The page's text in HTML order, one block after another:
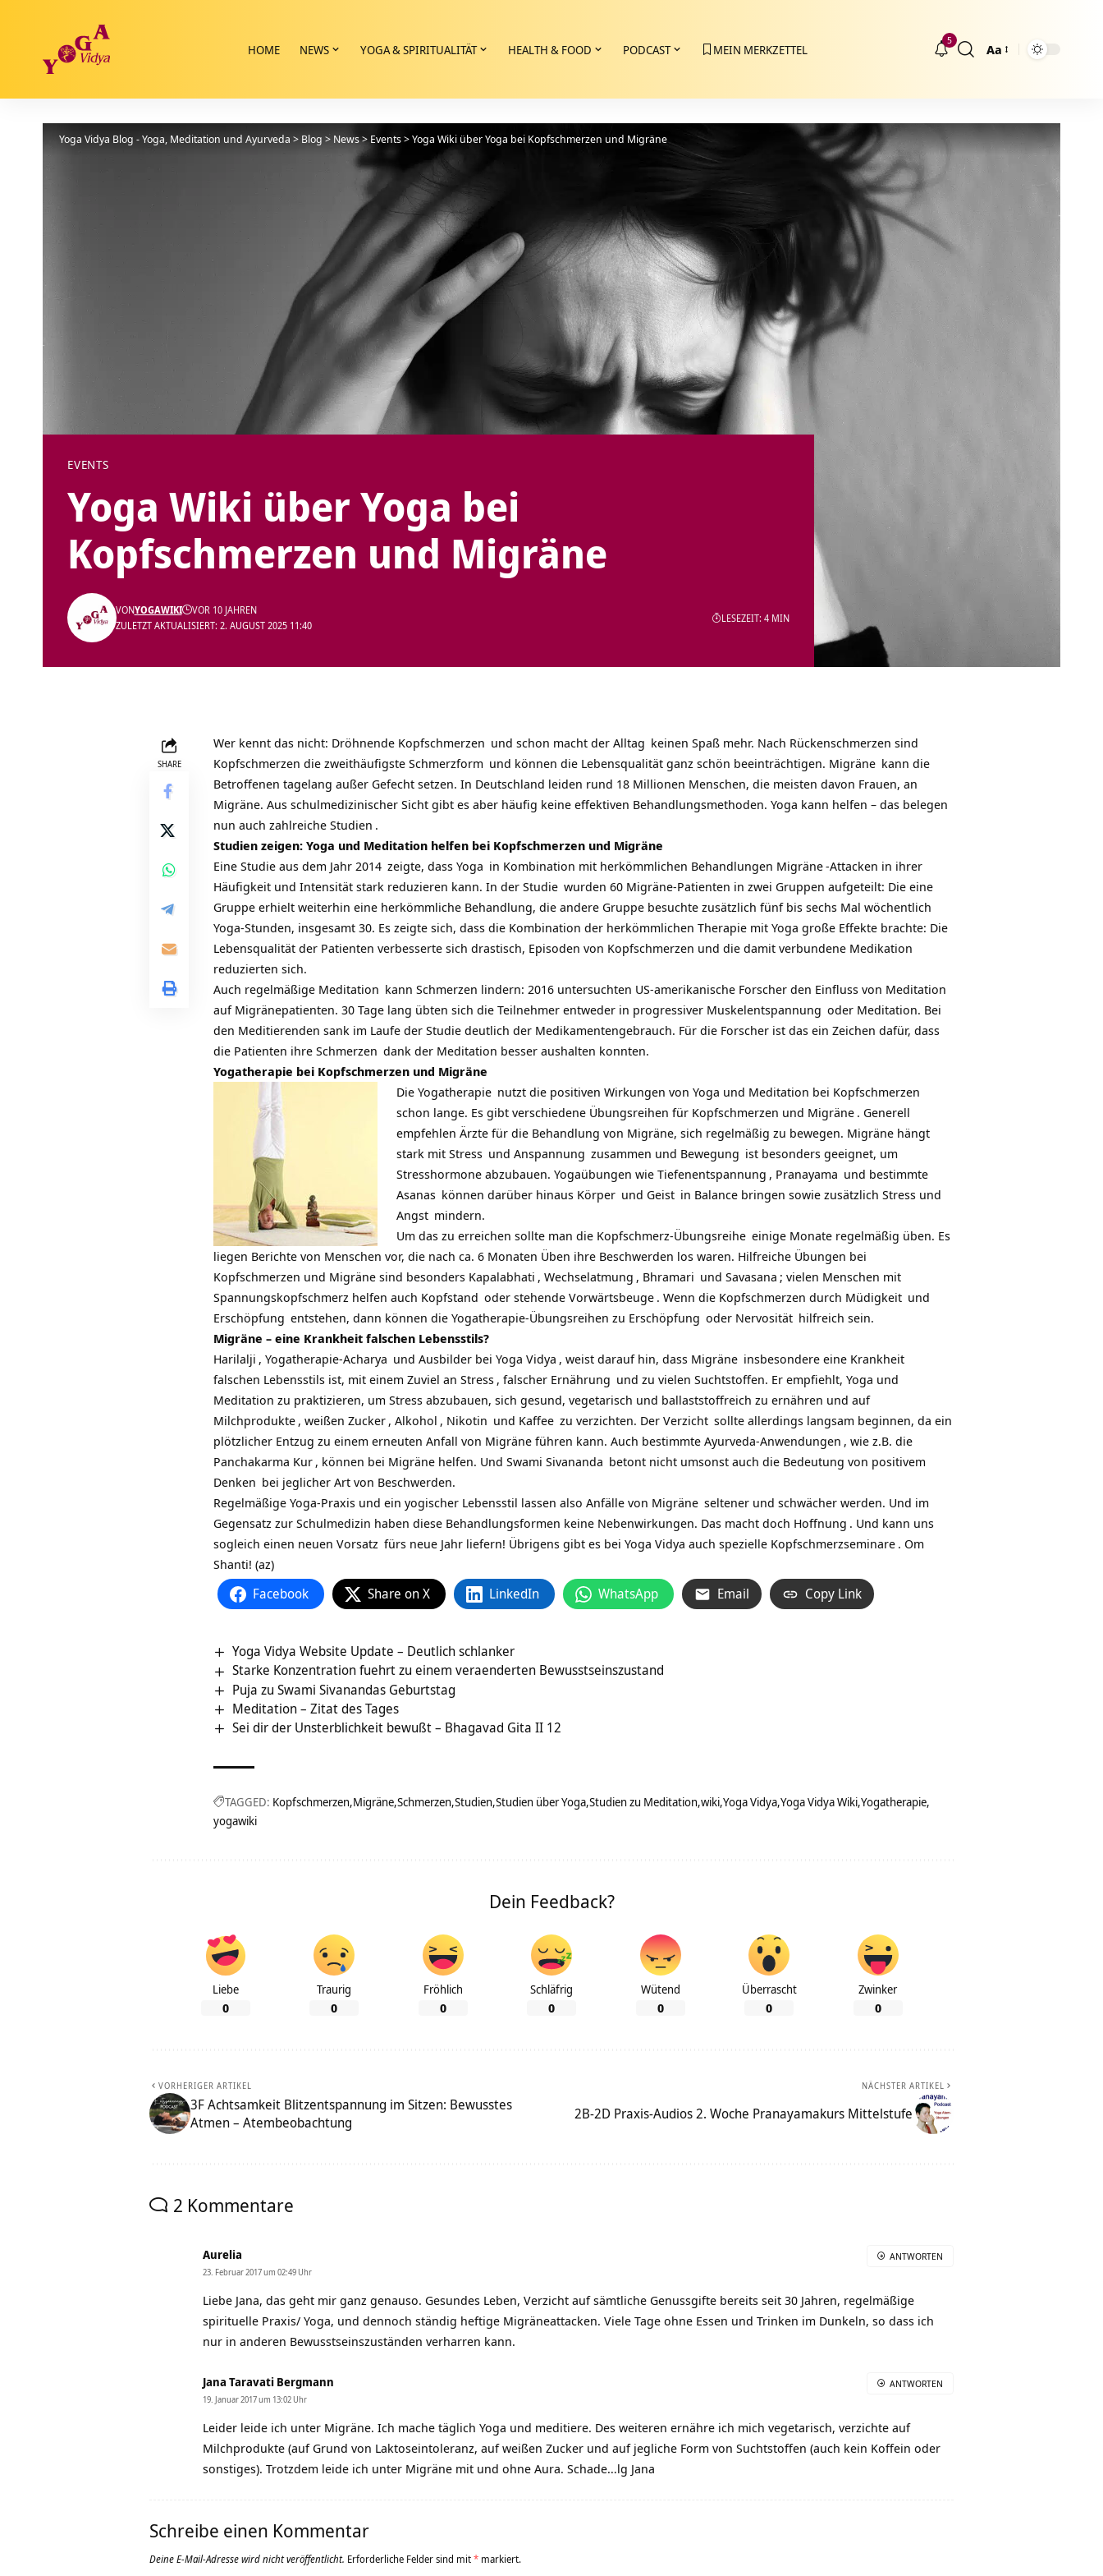
HOME NEWS YOGA & SPIRITUALITÄT HEALTH & FOOD PODCAST MEIN MERKZETTEL
5
Größenänderung
Aa
Yoga Vidya Blog - Yoga, Meditation und Ayurveda > Blog > News> Events>Yoga Wiki über Yoga bei Kopfschmerzen und Migräne
EVENTS
Yoga Wiki über Yoga bei
Kopfschmerzen und Migräne
ZULETZT AKTUALISIERT: 2. AUGUST 2025 11:40
VONYOGAWIKI VOR 10 JAHREN
LESEZEIT: 4 MIN
SHARE
Wer kennt das nicht: Dröhnende Kopfschmerzen und schon macht der Alltag keinen Spaß mehr. Nach Rückenschmerzen sind
Kopfschmerzen die zweithäufigste Schmerzform und können die Lebensqualität ganz schön beeinträchtigen. Migräne kann die
Betroffenen tagelang außer Gefecht setzen. In Deutschland leiden rund 18 Millionen Menschen, die meisten davon Frauen, an
Migräne. Aus schulmedizinischer Sicht gibt es aber häufig keine effektiven Behandlungsmethoden. Yoga kann helfen – das belegen
nun auch zahlreiche Studien .
Studien zeigen: Yoga und Meditation helfen bei Kopfschmerzen und Migräne
Eine Studie aus dem Jahr 2014 zeigte, dass Yoga in Kombination mit herkömmlichen Behandlungen Migräne-Attacken in ihrer
Häufigkeit und Intensität stark reduzieren kann. In der Studie wurden 60 Migräne-Patienten in zwei Gruppen aufgeteilt: Die eine
Gruppe erhielt weiterhin eine herkömmliche Behandlung, die andere Gruppe besuchte zusätzlich fünf bis sechs Mal wöchentlich
Yoga-Stunden, insgesamt 30. Es zeigte sich, dass die Kombination der herkömmlichen Therapie mit Yoga große Effekte brachte: Die
Lebensqualität der Patienten verbesserte sich drastisch, Episoden von Kopfschmerzen und die damit verbundene Medikation
reduzierten sich.
Auch regelmäßige Meditation kann Schmerzen lindern: 2016 untersuchten US-amerikanische Forscher den Einfluss von Meditation
auf Migränepatienten. 30 Tage lang übten sich die Teilnehmer entweder in progressiver Muskelentspannung oder Meditation. Bei
den Meditierenden sank im Laufe der Studie deutlich der Medikamentengebrauch. Für die Forscher ist das ein Zeichen dafür, dass
die Patienten ihre Schmerzen dank der Meditation besser aushalten konnten.
Yogatherapie bei Kopfschmerzen und Migräne
Die Yogatherapie nutzt die positiven Wirkungen von Yoga und Meditation bei Kopfschmerzen
schon lange. Es gibt verschiedene Übungsreihen für Kopfschmerzen und Migräne . Generell
empfehlen Ärzte für die Behandlung von Migräne, sich regelmäßig zu bewegen. Migräne hängt
stark mit Stress und Anspannung zusammen und Bewegung ist besonders geeignet, um
Stresshormone abzubauen. Yogaübungen wie Tiefenentspannung , Pranayama und bestimmte
Asanas können darüber hinaus Körper und Geist in Balance bringen sowie zusätzlich Stress und
Angst mindern.
Um das zu erreichen sollte man die Kopfschmerz-Übungsreihe einige Monate regelmäßig üben. Es
liegen Berichte von Menschen vor, die nach ca. 6 Monaten Üben ihre Beschwerden los waren. Hilfreiche Übungen bei
Kopfschmerzen und Migräne sind besonders Kapalabhati , Wechselatmung , Bhramari und Savasana ; vielen Menschen mit
Spannungskopfschmerz helfen auch Kopfstand oder stehende Vorwärtsbeuge . Wenn die Kopfschmerzen durch Müdigkeit und
Erschöpfung entstehen, dann können die Yogatherapie-Übungsreihen zu Erschöpfung oder Nervosität hilfreich sein.
Migräne – eine Krankheit falschen Lebensstils?
Harilalji , Yogatherapie-Acharya und Ausbilder bei Yoga Vidya , weist darauf hin, dass Migräne insbesondere eine Krankheit
falschen Lebensstils ist, mit einem Zuviel an Stress , falscher Ernährung und zu vielen Suchtstoffen. Er empfiehlt, Yoga und
Meditation zu praktizieren, um Stress abzubauen, sich gesund, vegetarisch und ballaststoffreich zu ernähren und auf
Milchprodukte , weißen Zucker , Alkohol , Nikotin und Kaffee zu verzichten. Der Verzicht sollte allerdings langsam beginnen, da ein
plötzlicher Entzug zu einem erneuten Anfall von Migräne führen kann. Auch bestimmte Ayurveda-Anwendungen , wie z.B. die
Panchakarma Kur , können bei Migräne helfen. Und Swami Sivananda betont nicht umsonst auch die Bedeutung von positivem
Denken bei jeglicher Art von Beschwerden.
Regelmäßige Yoga-Praxis und ein yogischer Lebensstil lassen also Anfälle von Migräne seltener und schwächer werden. Und im
Gegensatz zur Schulmedizin haben diese Behandlungsformen keine Nebenwirkungen. Das macht doch Hoffnung . Und kann uns
sogleich einen neuen Vorsatz fürs neue Jahr liefern! Übrigens gibt es bei Yoga Vidya auch spezielle Kopfschmerzseminare . Om
Shanti! (az)
Facebook Share on X LinkedIn WhatsApp Email Copy Link
Yoga Vidya Website Update – Deutlich schlanker
Starke Konzentration fuehrt zu einem veraenderten Bewusstseinszustand
Puja zu Swami Sivanandas Geburtstag
Meditation – Zitat des Tages
Sei dir der Unsterblichkeit bewußt – Bhagavad Gita II 12
TAGGED: Kopfschmerzen Migräne Schmerzen Studien Studien über Yoga Studien zu Meditation wiki Yoga Vidya Yoga Vidya Wiki Yogatherapie
yogawiki
Dein Feedback?
Liebe
0
Traurig
0
Fröhlich
0
Schläfrig
0
Wütend
0
Überrascht
0
Zwinker
0
VORHERIGER ARTIKEL
3F Achtsamkeit Blitzentspannung im Sitzen: Bewusstes
Atmen – Atembeobachtung
NÄCHSTER ARTIKEL
2B-2D Praxis-Audios 2. Woche Pranayamakurs Mittelstufe
2 Kommentare
Aurelia
23. Februar 2017 um 02:49 Uhr
Liebe Jana, das geht mir ganz genauso. Gesundes Leben, Verzicht auf sämtliche Genussgifte bereits seit 30 Jahren, regelmäßige
spirituelle Praxis/ Yoga, und dennoch ständig heftige Migräneattacken. Viele Tage ohne Essen und Trinken im Dunkeln, so dass ich
nur in anderen Bewusstseinszuständen verharren kann.
ANTWORTEN
Jana Taravati Bergmann
19. Januar 2017 um 13:02 Uhr
Leider leide ich unter Migräne. Ich mache täglich Yoga und meditiere. Des weiteren ernähre ich mich vegetarisch, verzichte auf
Milchprodukte (auf Grund von Laktoseintoleranz, auf weißen Zucker und auf jegliche Form von Suchtstoffen (auch kein Koffein oder
sonstiges). Trotzdem leide ich unter Migräne mit und ohne Aura. Schade…lg Jana
ANTWORTEN
Schreibe einen Kommentar
Deine E-Mail-Adresse wird nicht veröffentlicht. Erforderliche Felder sind mit* markiert.